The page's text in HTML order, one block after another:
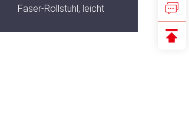
Faser-Rollstuhl, leicht